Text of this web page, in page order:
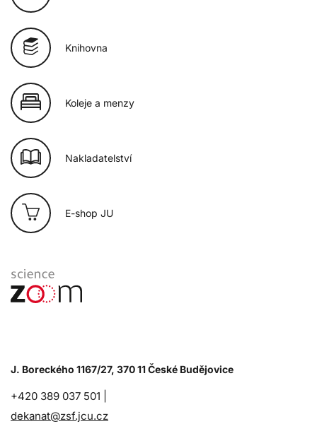
Knihovna
Koleje a menzy
Nakladatelství
E-shop JU
J. Boreckého 1167/27, 370 11 České Budějovice
+420 389 037 501 |
dekanat@zsf.jcu.cz